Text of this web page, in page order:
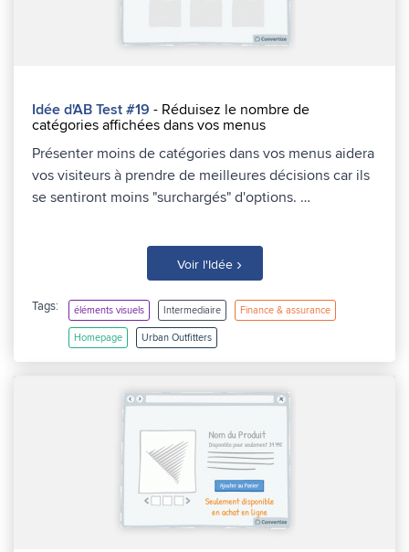
Idée d'AB Test #19 - Réduisez le nombre de
catégories affichées dans vos menus
Présenter moins de catégories dans vos menus aidera
vos visiteurs à prendre de meilleures décisions car ils
se sentiront moins "surchargés" d'options. …
Voir l'Idée ›
Tags: éléments visuels Intermediaire Finance & assurance
Homepage Urban Outfitters